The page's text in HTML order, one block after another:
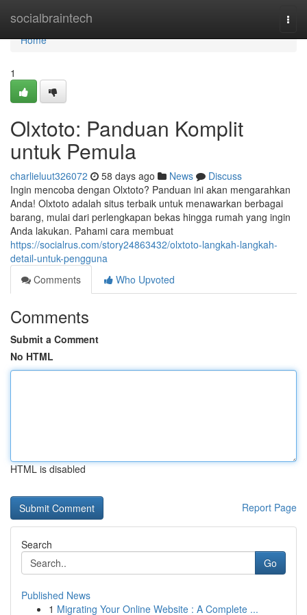
socialbraintech
Home
Home
1
Olxtoto: Panduan Komplit
untuk Pemula
charlieluut326072 58 days ago News
Discuss
Ingin mencoba dengan Olxtoto? Panduan ini akan mengarahkan
Anda! Olxtoto adalah situs terbaik untuk menawarkan berbagai
barang, mulai dari perlengkapan bekas hingga rumah yang ingin
Anda lakukan. Pahami cara membuat
https://socialrus.com/story24863432/olxtoto-langkah-langkah-
detail-untuk-pengguna
Comments
Who Upvoted
Comments
Submit a Comment
No HTML
HTML is disabled
Report Page
Search
Go
Published News
1 Migrating Your Online Website : A Complete ...